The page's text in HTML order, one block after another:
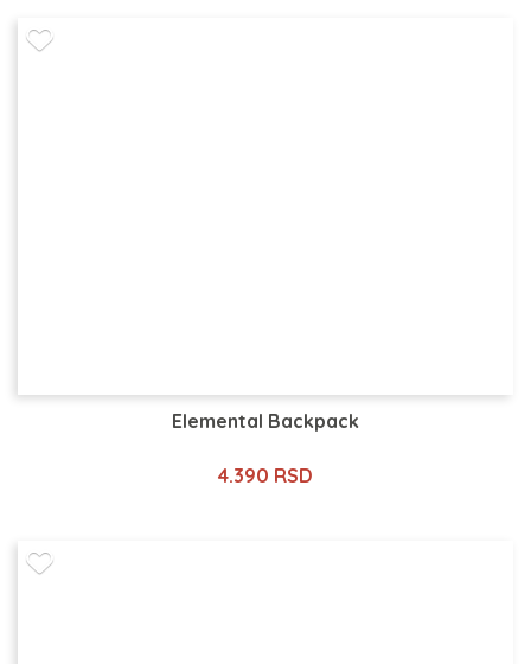
Elemental Backpack
4.390 RSD